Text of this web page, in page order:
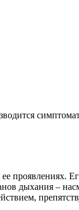
проявлениях.
дыхания –